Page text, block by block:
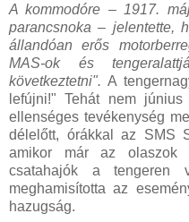
A kommodóre – 1917.
parancsnoka – jelentette,
állandóan erős
MAS-ok és
következtetni". A
lefújni!" Tehát nem
ellenséges tevékenység
délelőtt, órákkal az SMS
amikor már az olaszok
csatahajók a tengeren
meghamisította az
hazugság.